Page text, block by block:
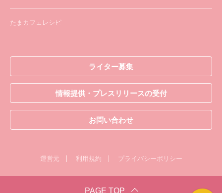
たまカフェレシピ
ライター募集
情報提供・プレスリリースの受付
お問い合わせ
運営元 利用規約 プライバシーポリシー
PAGE TOP